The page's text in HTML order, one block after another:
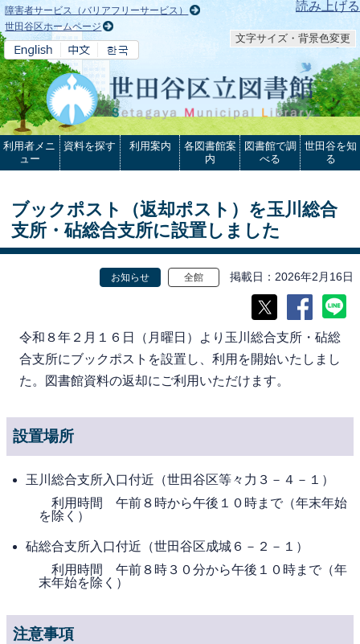
本文へ 読み上げる
障害者サービス（バリアフリーサービス）
世田谷区ホームページ
文字サイズ・背景色変更
利用者メニ
ュー
資料を探す 利用案内
各図書館案
内
図書館で調
べる
世田谷を知
る
ブックポスト（返却ポスト）を玉川総合
支所・砧総合支所に設置しました
お知らせ 全館 掲載日 2026年2月16日
令和８年２月１６日（月曜日）より玉川総合支所・砧総
合支所にブックポストを設置し、利用を開始いたしまし
た。図書館資料の返却にご利用いただけます。
設置場所
玉川総合支所入口付近（世田谷区等々力３－４－１）
利用時間 午前８時から午後１０時まで（年末年始
を除く）
砧総合支所入口付近（世田谷区成城６－２－１）
利用時間 午前８時３０分から午後１０時まで（年
末年始を除く）
注意事項